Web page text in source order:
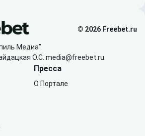
© 2026 Freebet.ru
Медиа”
О.С. media@freebet.ru
Пресса
О Портале